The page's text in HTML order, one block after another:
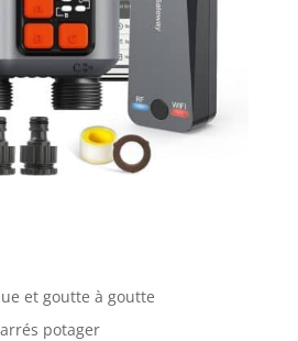
et goutte à goutte
potager